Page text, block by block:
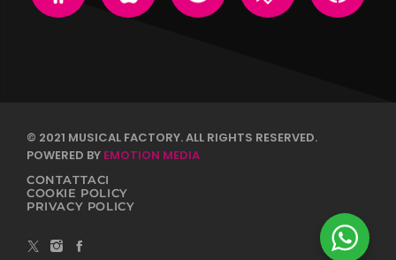
© 2021 MUSICAL FACTORY. ALL RIGHTS RESERVED.
POWERED BY EMOTION MEDIA
CONTATTACI
COOKIE POLICY
PRIVACY POLICY